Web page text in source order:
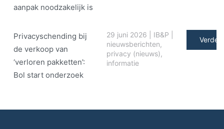
aanpak noodzakelijk is
Privacyschending bij
de verkoop van
‘verloren pakketten’:
Bol start onderzoek
29 juni 2026 IB&P
nieuwsberichten,
privacy (nieuws),
informatie
Verder